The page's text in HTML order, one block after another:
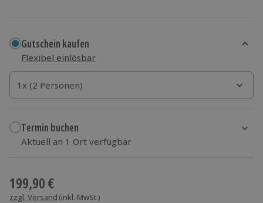
Gutschein kaufen
Flexibel einlösbar
1x (2 Personen)
1x (2 Personen)
1x (2 Personen)
Termin buchen
Aktuell an 1 Ort verfügbar
199,90 €
zzgl. Versand (inkl. MwSt.)